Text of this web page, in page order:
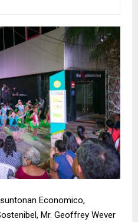
Economico,
Mr. Geoffrey Wever